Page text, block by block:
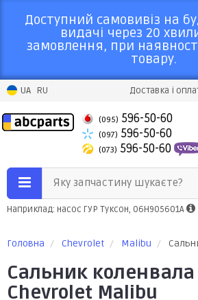
Доступний самовивіз на
видачі через 20
замовлення, при
товару.
UA RU Доставка і
(095) 596-50-60
(097) 596-50-60
(073) 596-50-60
Яку запчастину шукаєте?
Наприклад: насос ГУР Туксон, 06H905601A
Головна Chevrolet Malibu
Сальник коленвала
Chevrolet Malibu